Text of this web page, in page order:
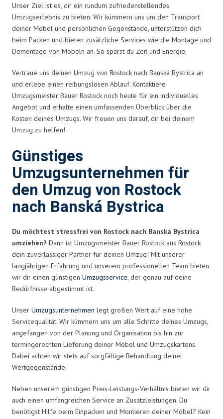
Unser Ziel ist es, dir ein rundum zufriedenstellendes
Umzugserlebnis zu bieten. Wir kümmern uns um den Transport
deiner Möbel und persönlichen Gegenstände, unterstützen dich
beim Packen und bieten zusätzliche Services wie die Montage und
Demontage von Möbeln an. So sparst du Zeit und Energie.
Vertraue uns deinen Umzug von Rostock nach Banská Bystrica an
und erlebe einen reibungslosen Ablauf. Kontaktiere
Umzugsmeister Bauer Rostock noch heute für ein individuelles
Angebot und erhalte einen umfassenden Überblick über die
Kosten deines Umzugs. Wir freuen uns darauf, dir bei deinem
Umzug zu helfen!
Günstiges
Umzugsunternehmen für
den Umzug von Rostock
nach Banská Bystrica
Du möchtest stressfrei von Rostock nach Banská Bystrica
umziehen? Dann ist Umzugsmeister Bauer Rostock aus Rostock
dein zuverlässiger Partner für deinen Umzug! Mit unserer
langjährigen Erfahrung und unserem professionellen Team bieten
wir dir einen günstigen Umzugsservice, der genau auf deine
Bedürfnisse abgestimmt ist.
Unser Umzugsunternehmen legt großen Wert auf eine hohe
Servicequalität. Wir kümmern uns um alle Schritte deines Umzugs,
angefangen von der Planung und Organisation bis hin zur
termingerechten Lieferung deiner Möbel und Umzugskartons.
Dabei achten wir stets auf sorgfältige Behandlung deiner
Wertgegenstände.
Neben unserem günstigen Preis-Leistungs-Verhältnis bieten wir dir
auch einen umfangreichen Service an Zusatzleistungen. Du
benötigst Hilfe beim Einpacken und Montieren deiner Möbel? Kein